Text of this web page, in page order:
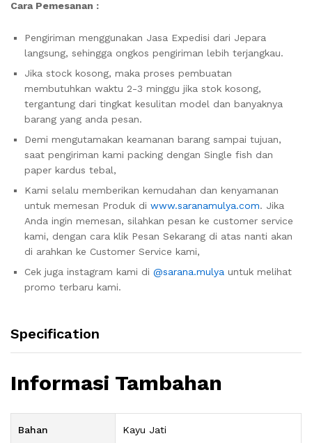
Cara Pemesanan :
Pengiriman menggunakan Jasa Expedisi dari Jepara
langsung, sehingga ongkos pengiriman lebih terjangkau.
Jika stock kosong, maka proses pembuatan
membutuhkan waktu 2-3 minggu jika stok kosong,
tergantung dari tingkat kesulitan model dan banyaknya
barang yang anda pesan.
Demi mengutamakan keamanan barang sampai tujuan,
saat pengiriman kami packing dengan Single fish dan
paper kardus tebal,
Kami selalu memberikan kemudahan dan kenyamanan
untuk memesan Produk di www.saranamulya.com. Jika
Anda ingin memesan, silahkan pesan ke customer service
kami, dengan cara klik Pesan Sekarang di atas nanti akan
di arahkan ke Customer Service kami,
Cek juga instagram kami di @sarana.mulya untuk melihat
promo terbaru kami.
Specification
Informasi Tambahan
Bahan Kayu Jati